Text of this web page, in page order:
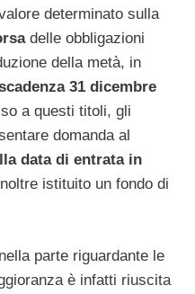
determinato sulla
delle obbligazioni
della metà, in
31 dicembre
a questi titoli, gli
domanda al
data di entrata in
istituito un fondo di
parte riguardante le
è infatti riuscita